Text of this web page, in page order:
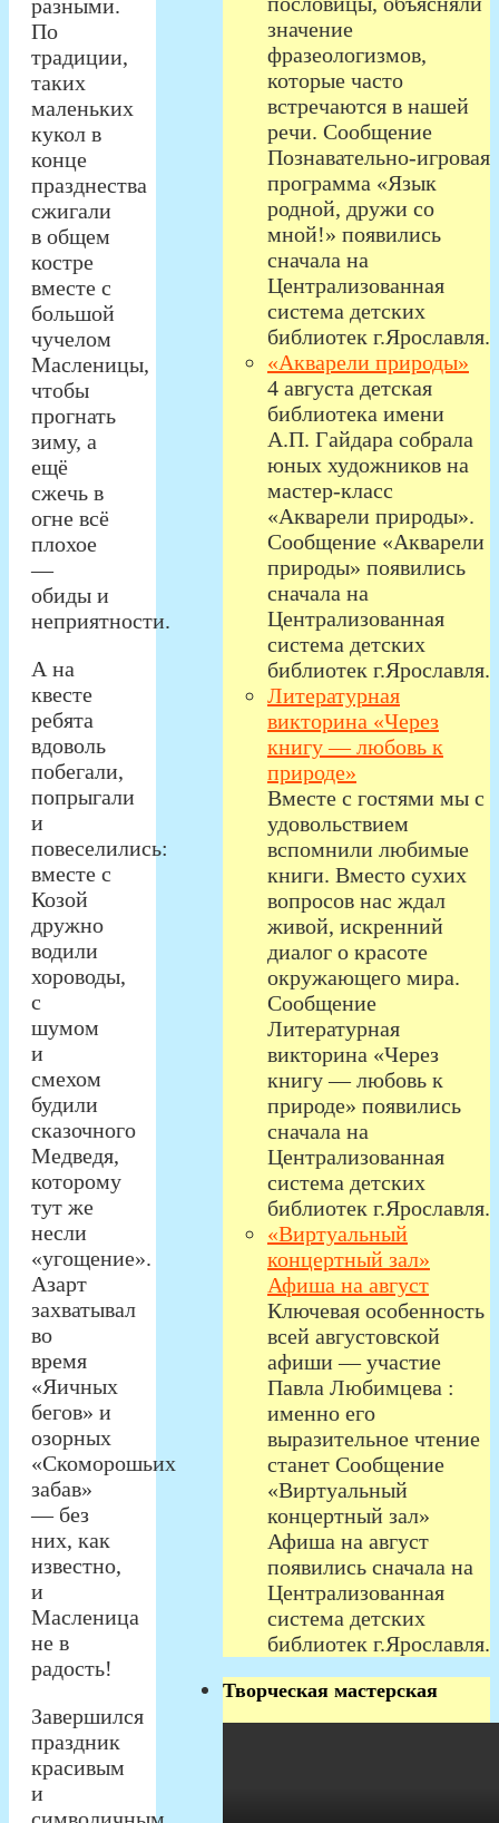
разными.
По
традиции,
таких
маленьких
кукол в
конце
празднества
сжигали
в общем
костре
вместе с
большой
чучелом
Масленицы,
чтобы
прогнать
зиму, а
ещё
сжечь в
огне всё
плохое
—
обиды и
неприятности.
А на
квесте
ребята
вдоволь
побегали,
попрыгали
и
повеселились:
вместе с
Козой
дружно
водили
хороводы,
с
шумом
и
смехом
будили
сказочного
Медведя,
которому
тут же
несли
«угощение».
Азарт
захватывал
во
время
«Яичных
бегов» и
озорных
«Скоморошьих
забав»
— без
них, как
известно,
и
Масленица
не в
радость!
Завершился
праздник
красивым
и
значение
фразеологизмов,
которые часто
встречаются в нашей
речи. Сообщение
Познавательно-игровая
программа «Язык
родной, дружи со
мной!» появились
сначала на
Централизованная
система детских
библиотек г.Ярославля.
«Акварели природы»
4 августа детская
библиотека имени
А.П. Гайдара собрала
юных художников на
мастер-класс
«Акварели природы».
Сообщение «Акварели
природы» появились
сначала на
Централизованная
система детских
библиотек г.Ярославля.
Литературная
викторина «Через
книгу — любовь к
природе»
Вместе с гостями мы с
удовольствием
вспомнили любимые
книги. Вместо сухих
вопросов нас ждал
живой, искренний
диалог о красоте
окружающего мира.
Сообщение
Литературная
викторина «Через
книгу — любовь к
природе» появились
сначала на
Централизованная
система детских
библиотек г.Ярославля.
«Виртуальный
концертный зал»
Афиша на август
Ключевая особенность
всей августовской
афиши — участие
Павла Любимцева :
именно его
выразительное чтение
станет Сообщение
«Виртуальный
концертный зал»
Афиша на август
появились сначала на
Централизованная
система детских
библиотек г.Ярославля.
Творческая мастерская